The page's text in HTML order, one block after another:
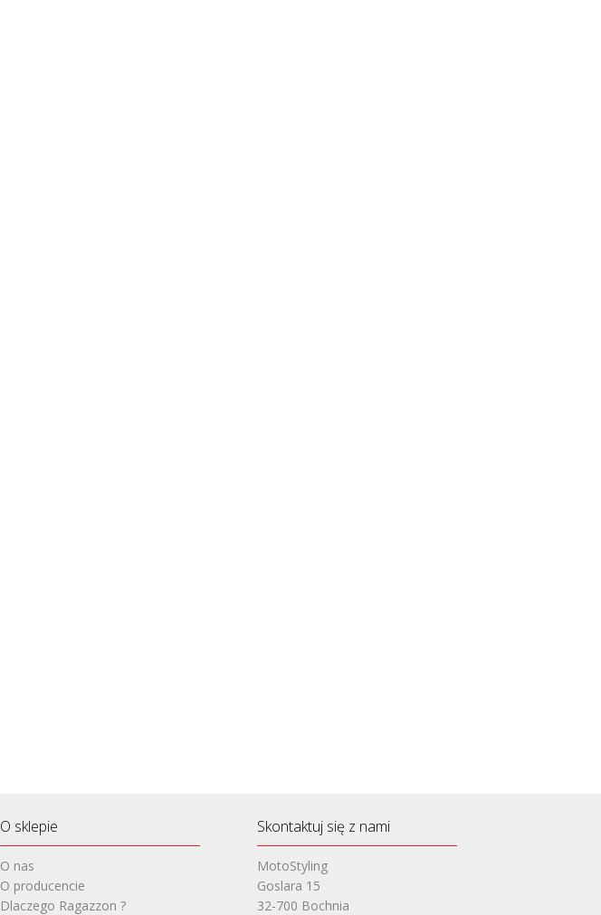
O sklepie
O nas
O producencie
Dlaczego Ragazzon ?
Skontaktuj się z nami
MotoStyling
Goslara 15
32-700 Bochnia